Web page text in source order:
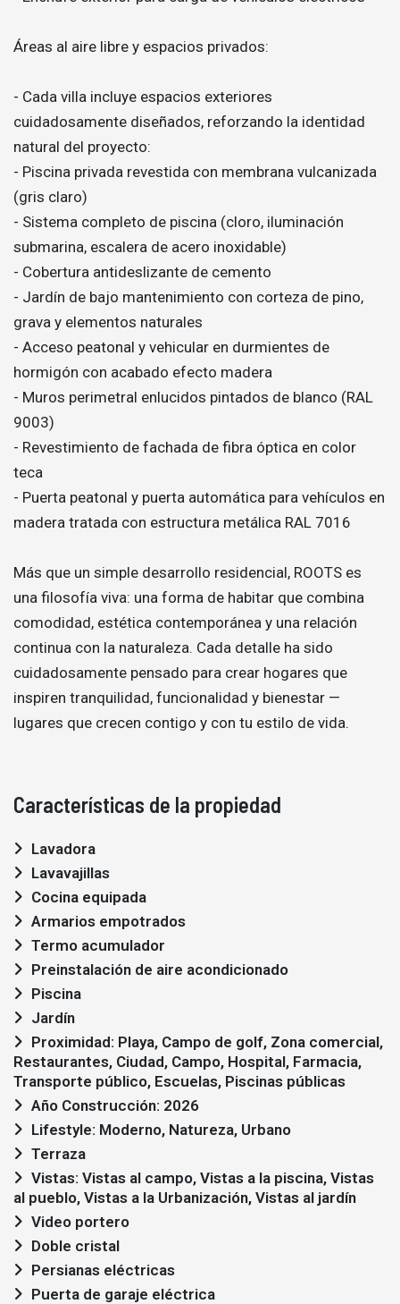
Áreas al aire libre y espacios privados:
- Cada villa incluye espacios exteriores
cuidadosamente diseñados, reforzando la identidad
natural del proyecto:
- Piscina privada revestida con membrana vulcanizada
(gris claro)
- Sistema completo de piscina (cloro, iluminación
submarina, escalera de acero inoxidable)
- Cobertura antideslizante de cemento
- Jardín de bajo mantenimiento con corteza de pino,
grava y elementos naturales
- Acceso peatonal y vehicular en durmientes de
hormigón con acabado efecto madera
- Muros perimetral enlucidos pintados de blanco (RAL
9003)
- Revestimiento de fachada de fibra óptica en color
teca
- Puerta peatonal y puerta automática para vehículos en
madera tratada con estructura metálica RAL 7016
Más que un simple desarrollo residencial, ROOTS es
una filosofía viva: una forma de habitar que combina
comodidad, estética contemporánea y una relación
continua con la naturaleza. Cada detalle ha sido
cuidadosamente pensado para crear hogares que
inspiren tranquilidad, funcionalidad y bienestar —
lugares que crecen contigo y con tu estilo de vida.
Características de la propiedad
Lavadora
Lavavajillas
Cocina equipada
Armarios empotrados
Termo acumulador
Preinstalación de aire acondicionado
Piscina
Jardín
Restaurantes, Ciudad, Campo, Hospital, Farmacia,
Transporte público, Escuelas, Piscinas públicas
Año Construcción: 2026
Lifestyle: Moderno, Natureza, Urbano
Terraza
al pueblo, Vistas a la Urbanización, Vistas al jardín
Video portero
Doble cristal
Persianas eléctricas
Puerta de garaje eléctrica